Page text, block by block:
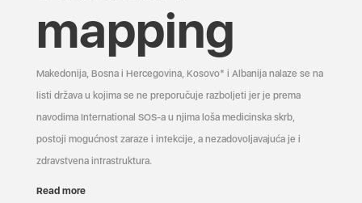
mapping
Makedonija, Bosna i Hercegovina, Kosovo* i Albanija nalaze se na
listi država u kojima se ne preporučuje razboljeti jer je prema
navodima International SOS-a u njima loša medicinska skrb,
postoji mogućnost zaraze i infekcije, a nezadovoljavajuća je i
zdravstvena infrastruktura.
Read more